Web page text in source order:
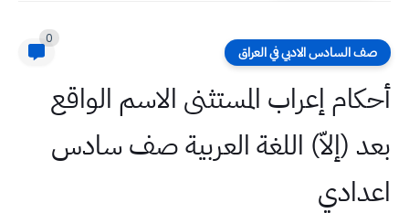
صف السادس الادبي في العراق
0
أحكام إعراب المستثنى الاسم الواقع
بعد (إلاّ) اللغة العربية صف سادس
اعدادي